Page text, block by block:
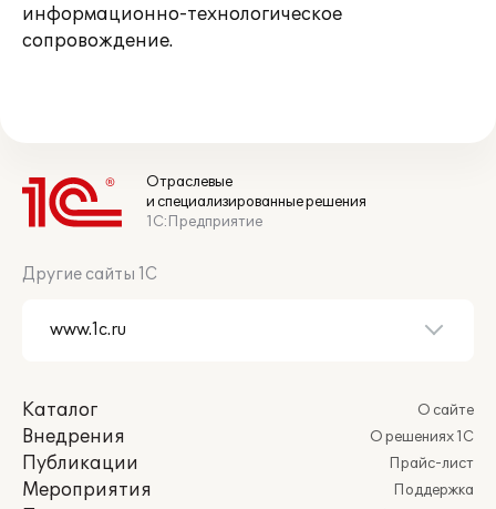
информационно-технологическое
сопровождение.
Отраслевые
и специализированные решения
1С:Предприятие
Другие сайты 1С
Каталог
Внедрения
Публикации
Мероприятия
О сайте
О решениях 1С
Прайс-лист
Поддержка